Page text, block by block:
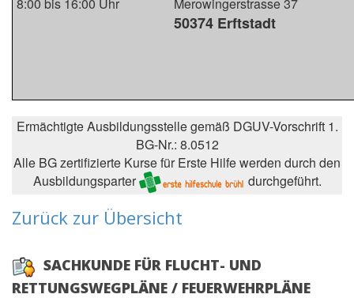
50374 Erftstadt
Ermächtigte Ausbildungsstelle gemäß DGUV-Vorschrift 1.
BG-Nr.: 8.0512
Alle BG zertifizierte Kurse für Erste Hilfe werden durch den
Ausbildungsparter
durchgeführt.
Zurück zur Übersicht
SACHKUNDE FÜR FLUCHT- UND
RETTUNGSWEGPLÄNE / FEUERWEHRPLÄNE